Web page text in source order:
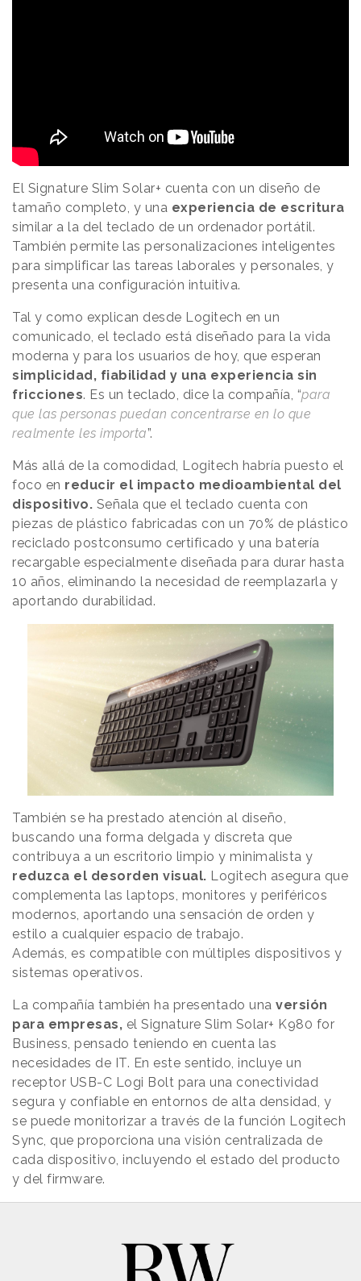
El Signature Slim Solar+ cuenta con un diseño de
tamaño completo, y una experiencia de escritura
similar a la del teclado de un ordenador portátil.
También permite las personalizaciones inteligentes
para simplificar las tareas laborales y personales, y
presenta una configuración intuitiva.
Tal y como explican desde Logitech en un
comunicado, el teclado está diseñado para la vida
moderna y para los usuarios de hoy, que esperan
simplicidad, fiabilidad y una experiencia sin
fricciones. Es un teclado, dice la compañía, “para
que las personas puedan concentrarse en lo que
realmente les importa”.
Más allá de la comodidad, Logitech habría puesto el
foco en reducir el impacto medioambiental del
dispositivo. Señala que el teclado cuenta con
piezas de plástico fabricadas con un 70% de plástico
reciclado postconsumo certificado y una batería
recargable especialmente diseñada para durar hasta
10 años, eliminando la necesidad de reemplazarla y
aportando durabilidad.
También se ha prestado atención al diseño,
buscando una forma delgada y discreta que
contribuya a un escritorio limpio y minimalista y
reduzca el desorden visual. Logitech asegura que
complementa las laptops, monitores y periféricos
modernos, aportando una sensación de orden y
estilo a cualquier espacio de trabajo.
Además, es compatible con múltiples dispositivos y
sistemas operativos.
La compañía también ha presentado una versión
para empresas, el Signature Slim Solar+ K980 for
Business, pensado teniendo en cuenta las
necesidades de IT. En este sentido, incluye un
receptor USB-C Logi Bolt para una conectividad
segura y confiable en entornos de alta densidad, y
se puede monitorizar a través de la función Logitech
Sync, que proporciona una visión centralizada de
cada dispositivo, incluyendo el estado del producto
y del firmware.